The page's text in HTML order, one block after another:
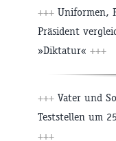
+++ Uniformen,
Präsident
»Diktatur« +++
+++ Vater und
Teststellen um
+++